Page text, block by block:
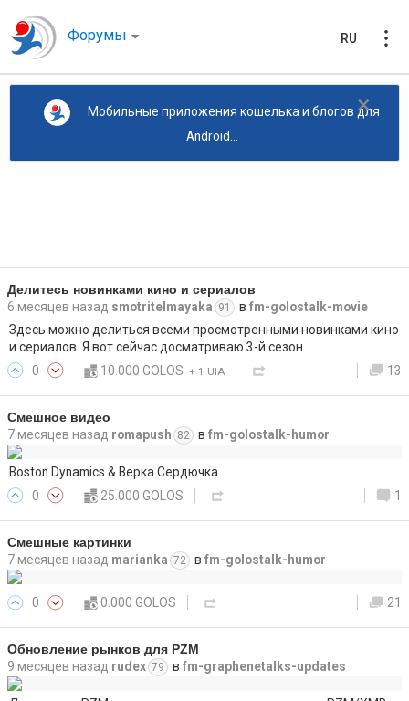
Форумы RU
×
Мобильные приложения кошелька и блогов для
Android...
Делитесь новинками кино и сериалов
6 месяцев назад smotritelmayaka 91 в fm-golostalk-movie
Здесь можно делиться всеми просмотренными новинками кино
и сериалов. Я вот сейчас досматриваю 3-й сезон…
0
10.000 GOLOS +1 UIA 13
Смешное видео
7 месяцев назад romapush 82 в fm-golostalk-humor
Boston Dynamics & Верка Сердючка
0
25.000 GOLOS 1
Смешные картинки
7 месяцев назад marianka 72 в fm-golostalk-humor
0 0.000 GOLOS 21
Обновление рынков для PZM
9 месяцев назад rudex 79 в fm-graphenetalks-updates